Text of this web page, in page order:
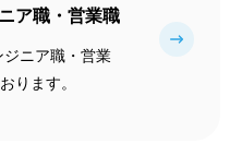
ア職・営業職
ニア職・営業
ります。